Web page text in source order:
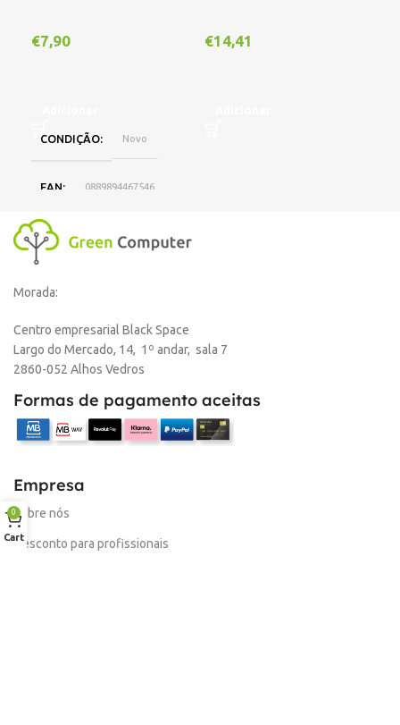
€7,90
CONDIÇÃO Novo
EAN 0889894467546
DISPONIBILIDADE
,
MARCA HP
€14,41
Morada:
Centro empresarial Black Space
Largo do Mercado, 14, 1º andar, sala 7
2860-052 Alhos Vedros
Formas de pagamento aceitas
Empresa
Sobre nós
Desconto para profissionais
0
Cart